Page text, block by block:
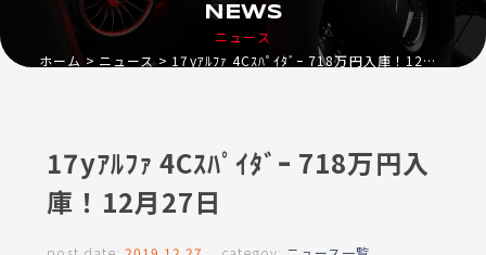
ニュース
NEWS
ホーム ニュース 17yｱﾙﾌｧ 4Cｽﾊﾟｲﾀﾞｰ 718万円入庫！12月27日
17yｱﾙﾌｧ 4Cｽﾊﾟｲﾀﾞｰ 718万円入
庫！12月27日